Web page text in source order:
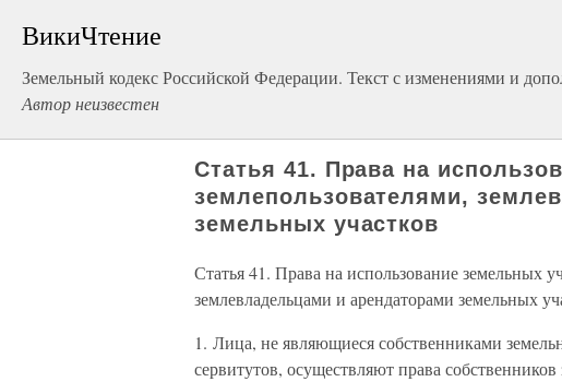
ВикиЧтение
Земельный кодекс Российской Федерации. Текст с изменениями и
Автор неизвестен
Статья 41. Права на
землепользователями,
земельных участков
Статья 41. Права на использование земельных
землевладельцами и арендаторами земельных
1. Лица, не являющиеся собственниками
сервитутов, осуществляют права